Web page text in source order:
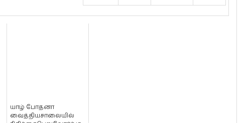
யாழ் போதனா
வைத்தியசாலையில்